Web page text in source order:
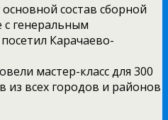
состав сборной
с генеральным
Карачаево-
мастер-класс для 300
всех городов и районов